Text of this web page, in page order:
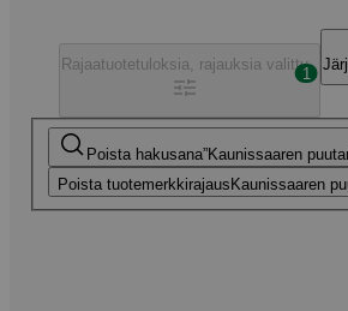
Poista hakusana Kaunissaaren
Poista tuotemerkkirajaus Kaunissaaren
Rajaatuotetuloksia, rajauksia valittu
1